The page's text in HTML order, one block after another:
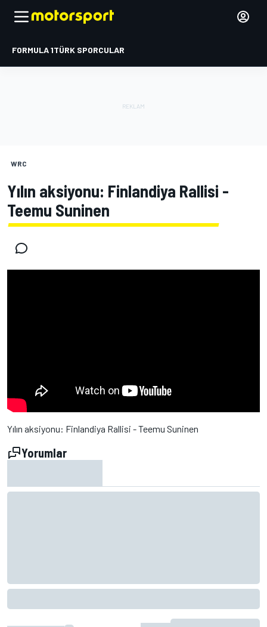
FORMULA 1TÜRK SPORCULAR
WRC
Yılın aksiyonu: Finlandiya Rallisi -
Teemu Suninen
Yılın aksiyonu: Finlandiya Rallisi - Teemu Suninen
Yorumlar